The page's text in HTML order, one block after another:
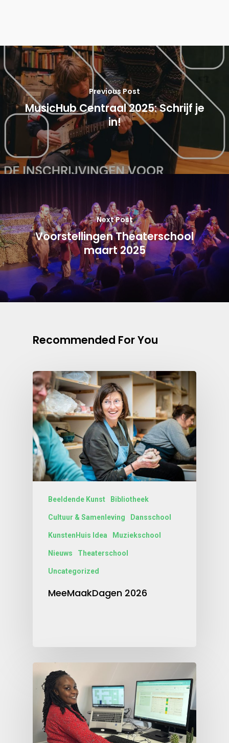
Previous Post
MusicHub Centraal 2025: Schrijf je
in!
Next Post
Voorstellingen Theaterschool
maart 2025
Recommended For You
Beeldende Kunst Bibliotheek
Cultuur & Samenleving Dansschool
KunstenHuis Idea Muziekschool
Nieuws Theaterschool
Uncategorized
MeeMaakDagen 2026